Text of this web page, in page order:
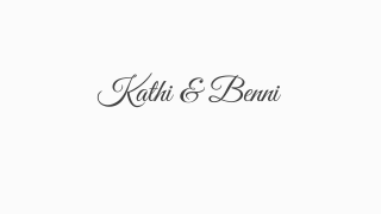
Kathi & Benni